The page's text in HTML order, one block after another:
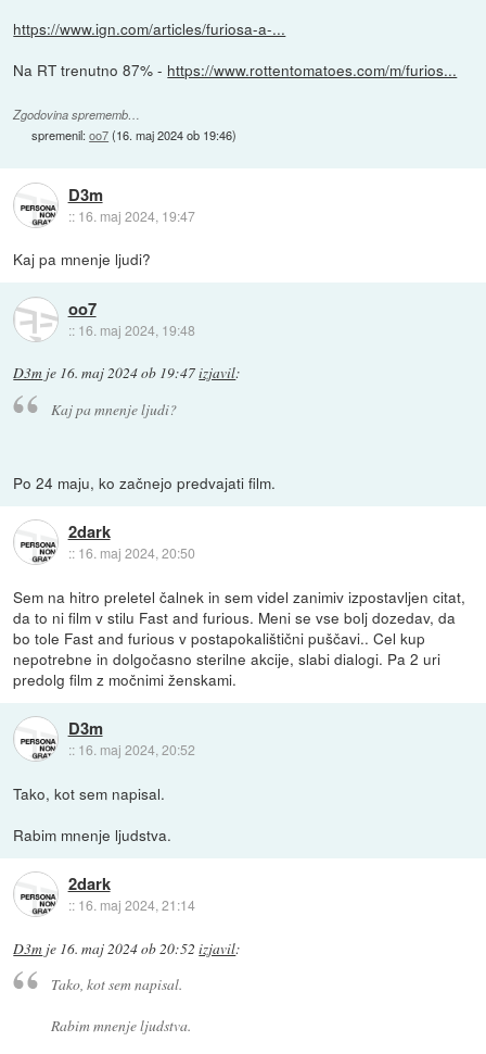
https://www.ign.com/articles/furiosa-a-...
Na RT trenutno 87% - https://www.rottentomatoes.com/m/furios...
Zgodovina sprememb…
spremenil:oo7(16. maj 2024 ob 19:46)
D3m
:: 16. maj 2024, 19:47
Kaj pa mnenje ljudi?
oo7
:: 16. maj 2024, 19:48
D3m je 16. maj 2024 ob 19:47izjavil:
Kaj pa mnenje ljudi?
Po 24 maju, ko začnejo predvajati film.
2dark
:: 16. maj 2024, 20:50
Sem na hitro preletel čalnek in sem videl zanimiv izpostavljen citat,
da to ni film v stilu Fast and furious. Meni se vse bolj dozedav, da
bo tole Fast and furious v postapokalištični puščavi.. Cel kup
nepotrebne in dolgočasno sterilne akcije, slabi dialogi. Pa 2 uri
predolg film z močnimi ženskami.
D3m
:: 16. maj 2024, 20:52
Tako, kot sem napisal.
Rabim mnenje ljudstva.
2dark
:: 16. maj 2024, 21:14
D3m je 16. maj 2024 ob 20:52 izjavil:
Tako, kot sem napisal.
Rabim mnenje ljudstva.